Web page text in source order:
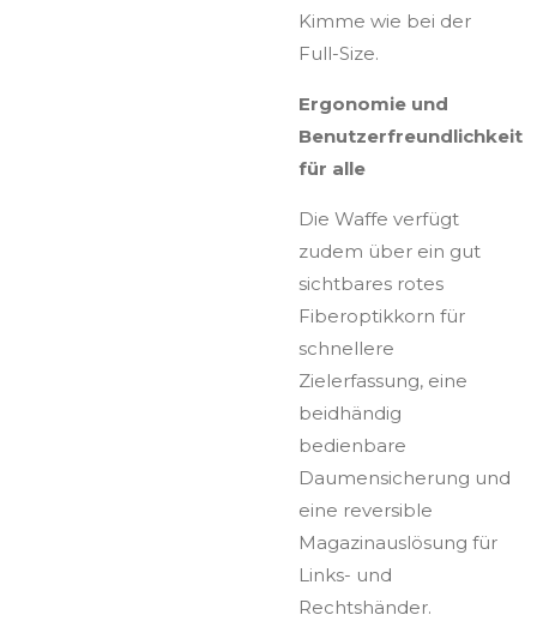
Kimme wie bei der
Full-Size.
Ergonomie und
Benutzerfreundlichkeit
für alle
Die Waffe verfügt
zudem über ein gut
sichtbares rotes
Fiberoptikkorn für
schnellere
Zielerfassung, eine
beidhändig
bedienbare
Daumensicherung und
eine reversible
Magazinauslösung für
Links- und
Rechtshänder.